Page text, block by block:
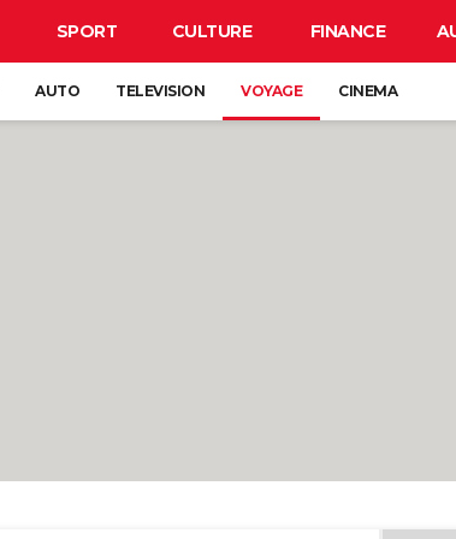
SPORT CULTURE FINANCE
AUTO TELEVISION VOYAGE CINEMA